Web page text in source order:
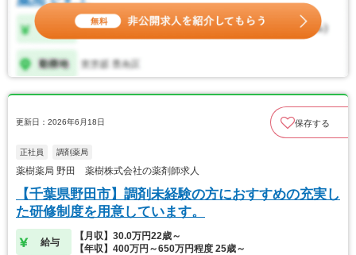
更新日：2026年6月18日 保存する
正社員 調剤薬局
薬樹薬局 野田 薬樹株式会社の薬剤師求人
【千葉県野田市】調剤未経験の方におすすめの充実し
た研修制度を用意しています。
給与
【月収】30.0万円22歳～
【年収】400万円～650万円程度 25歳～